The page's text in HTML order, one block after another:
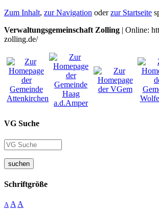
Zum Inhalt, zur Navigation oderzur Startseite
Verwaltungsgemeinschaft Zolling | Online:
zolling.de/
VG Suche
suchen
Schriftgröße
A A A